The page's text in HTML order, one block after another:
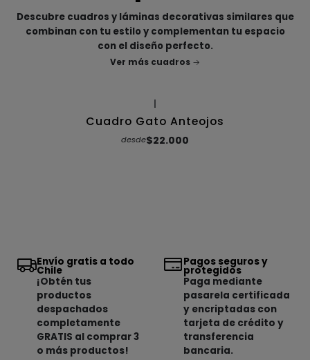
Descubre cuadros y láminas decorativas similares que
combinan con tu estilo y complementan tu espacio
con el diseño perfecto.
Ver más cuadros
Cuadro Gato Anteojos
desde$22.000
Envío gratis a todo
Chile
¡Obtén tus
productos
despachados
completamente
GRATIS al comprar 3
o más productos!
Pagos seguros y
protegidos
Paga mediante
pasarela certificada
y encriptadas con
tarjeta de crédito y
transferencia
bancaria.